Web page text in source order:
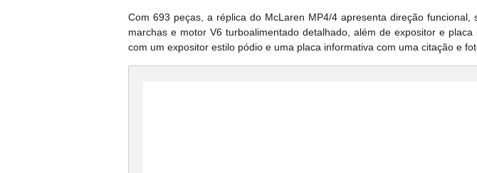
Com 693 peças, a réplica do McLaren MP4/4 apresenta direção
marchas e motor V6 turboalimentado detalhado, além de expositor e
com um expositor estilo pódio e uma placa informativa com uma citação e